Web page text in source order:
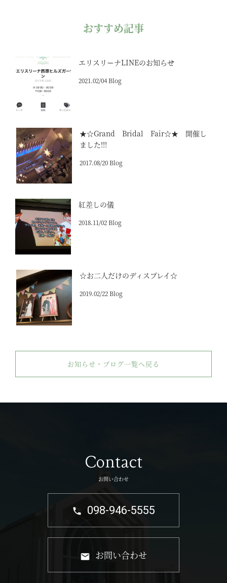
おすすめ記事
エリスリーナLINEのお知らせ
2021.02/04 Blog
★☆Grand Bridal Fair☆★ 開催し
ました!!!
2017.08/20 Blog
紅差しの儀
2018.11/02 Blog
☆お二人だけのディスプレイ☆
2019.02/22 Blog
お知らせ・ブログ一覧へ戻る
Contact
お問い合わせ
098-946-5555
お問い合わせ